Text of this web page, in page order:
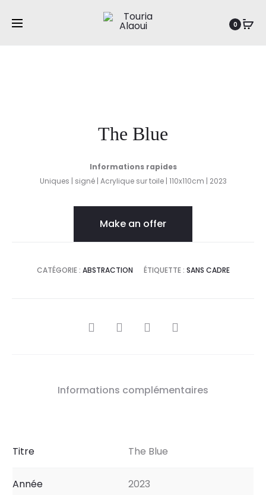
0
Accueil The Blue
The Blue
Informations rapides
Uniques | signé | Acrylique sur toile | 110x110cm | 2023
Make an offer
CATÉGORIE : ABSTRACTION ÉTIQUETTE : SANS CADRE
SHARE
Informations complémentaires
Titre The Blue
Année 2023